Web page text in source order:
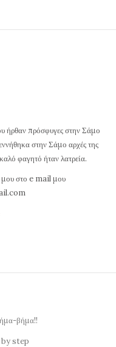
ήρθαν πρόσφυγες στην Σάμο
στην Σάμο αρχές της
φαγητό ήταν λατρεία.
μου στο e mail μου
βήμα!!
step